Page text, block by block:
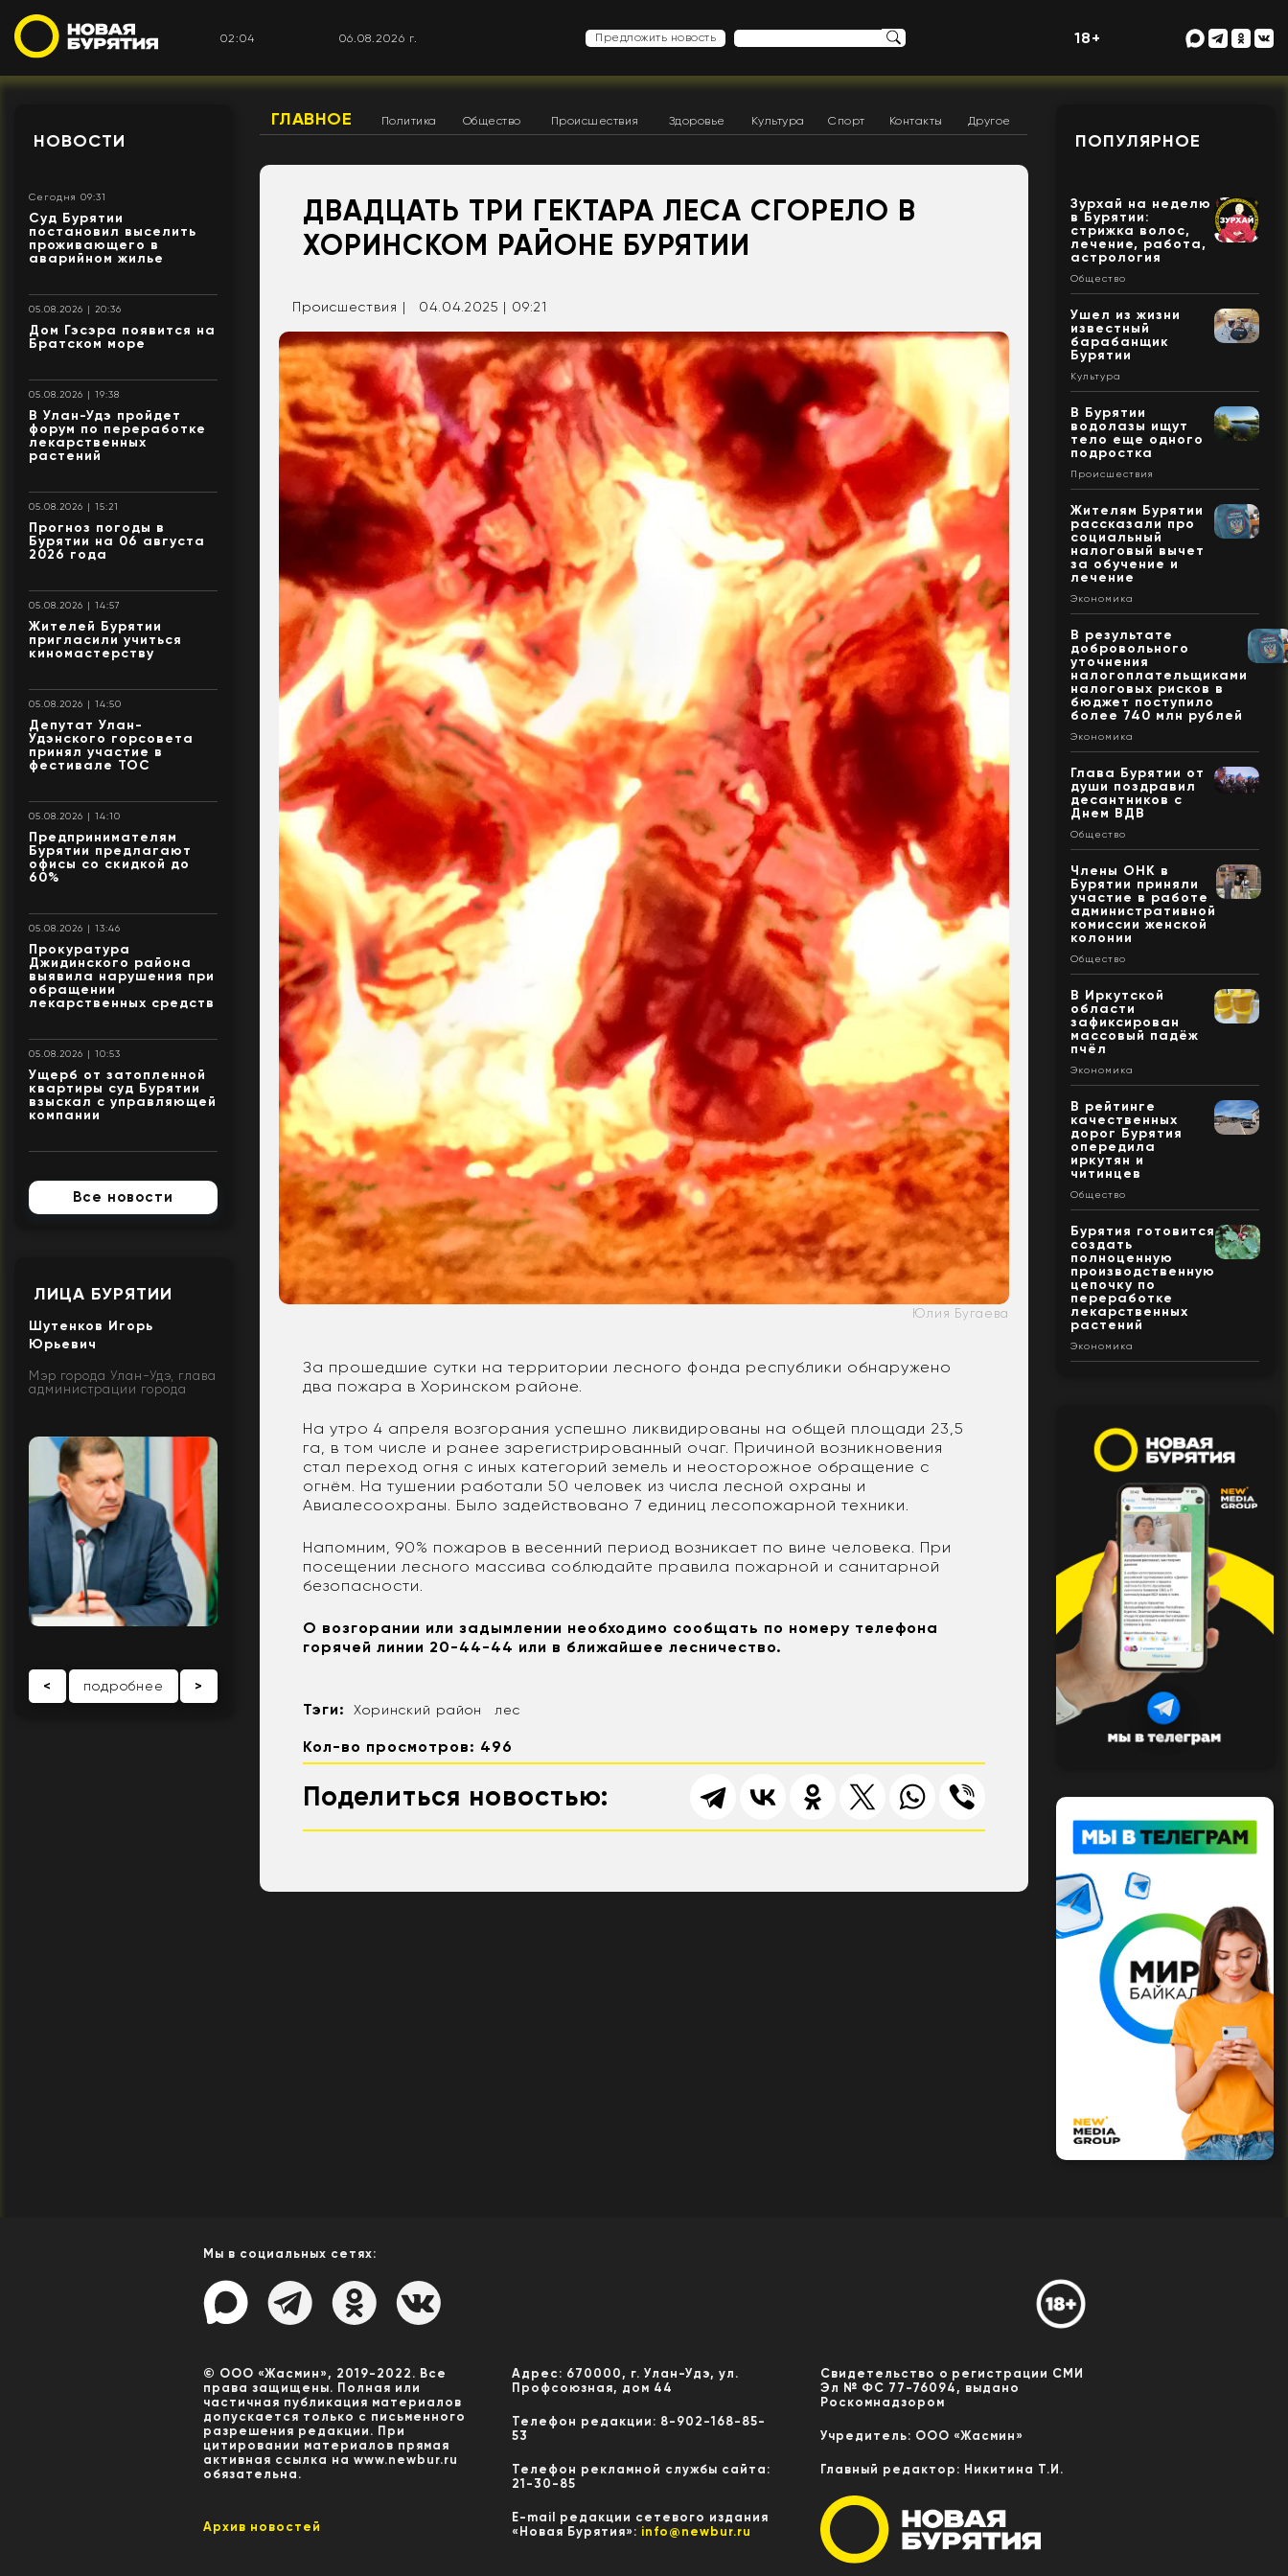
02:04 06.08.2026 г. Предложить новость 18+
НОВОСТИ
Сегодня 09:31
Суд Бурятии
постановил выселить
проживающего в
аварийном жилье
05.08.2026 | 20:36
Дом Гэсэра появится на
Братском море
05.08.2026 | 19:38
В Улан-Удэ пройдет
форум по переработке
лекарственных
растений
05.08.2026 | 15:21
Прогноз погоды в
Бурятии на 06 августа
2026 года
05.08.2026 | 14:57
Жителей Бурятии
пригласили учиться
киномастерству
05.08.2026 | 14:50
Депутат Улан-
Удэнского горсовета
принял участие в
фестивале ТОС
05.08.2026 | 14:10
Предпринимателям
Бурятии предлагают
офисы со скидкой до
60%
05.08.2026 | 13:46
Прокуратура
Джидинского района
выявила нарушения при
обращении
лекарственных средств
05.08.2026 | 10:53
Ущерб от затопленной
квартиры суд Бурятии
взыскал с управляющей
компании
Все новости
ЛИЦА БУРЯТИИ
Шутенков Игорь
Юрьевич
Мэр города Улан-Удэ, глава
администрации города
< подробнее >
ГЛАВНОЕ Политика Общество Происшествия Здоровье Культура Спорт Контакты Другое
ДВАДЦАТЬ ТРИ ГЕКТАРА ЛЕСА СГОРЕЛО В
ХОРИНСКОМ РАЙОНЕ БУРЯТИИ
Происшествия | 04.04.2025 | 09:21
Юлия Бугаева
За прошедшие сутки на территории лесного фонда республики обнаружено
два пожара в Хоринском районе.
На утро 4 апреля возгорания успешно ликвидированы на общей площади 23,5
га, в том числе и ранее зарегистрированный очаг. Причиной возникновения
стал переход огня с иных категорий земель и неосторожное обращение с
огнём. На тушении работали 50 человек из числа лесной охраны и
Авиалесоохраны. Было задействовано 7 единиц лесопожарной техники.
Напомним, 90% пожаров в весенний период возникает по вине человека. При
посещении лесного массива соблюдайте правила пожарной и санитарной
безопасности.
О возгорании или задымлении необходимо сообщать по номеру телефона
горячей линии 20-44-44 или в ближайшее лесничество.
Тэги: Хоринский район лес
Кол-во просмотров: 496
Поделиться новостью:
ПОПУЛЯРНОЕ
Зурхай на неделю
в Бурятии:
стрижка волос,
лечение, работа,
астрология
Общество
Ушел из жизни
известный
барабанщик
Бурятии
Культура
В Бурятии
водолазы ищут
тело еще одного
подростка
Происшествия
Жителям Бурятии
рассказали про
социальный
налоговый вычет
за обучение и
лечение
Экономика
В результате
добровольного
уточнения
налогоплательщиками
налоговых рисков в
бюджет поступило
более 740 млн рублей
Экономика
Глава Бурятии от
души поздравил
десантников с
Днем ВДВ
Общество
Члены ОНК в
Бурятии приняли
участие в работе
административной
комиссии женской
колонии
Общество
В Иркутской
области
зафиксирован
массовый падёж
пчёл
Экономика
В рейтинге
качественных
дорог Бурятия
опередила
иркутян и
читинцев
Общество
Бурятия готовится
создать
полноценную
производственную
цепочку по
переработке
лекарственных
растений
Экономика
Мы в социальных сетях:
© ООО «Жасмин», 2019-2022. Все
права защищены. Полная или
частичная публикация материалов
допускается только с письменного
разрешения редакции. При
цитировании материалов прямая
активная ссылка на www.newbur.ru
обязательна.
Архив новостей
Адрес: 670000, г. Улан-Удэ, ул.
Профсоюзная, дом 44
Телефон редакции: 8-902-168-85-
53
Телефон рекламной службы сайта:
21-30-85
E-mail редакции сетевого издания
«Новая Бурятия»: info@newbur.ru
Свидетельство о регистрации СМИ
Эл № ФС 77-76094, выдано
Роскомнадзором
Учредитель: ООО «Жасмин»
Главный редактор: Никитина Т.И.